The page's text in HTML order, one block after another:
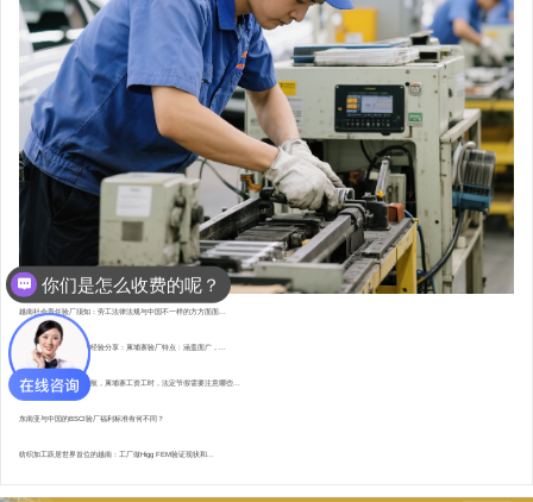
越南社会责任验厂须知：劳工法律法规与中国不一样的方方面面...
东南亚资深验厂顾问的经验分享：柬埔寨验厂特点 : 涵盖面广，...
直赴柬埔寨，为验厂护航，柬埔寨工资工时，法定节假需要注意哪些...
东南亚与中国的BSCI验厂福利标准有何不同？
纺织加工跃居世界首位的越南：工厂做Higg FEM验证现状和...
你们是怎么收费的呢？